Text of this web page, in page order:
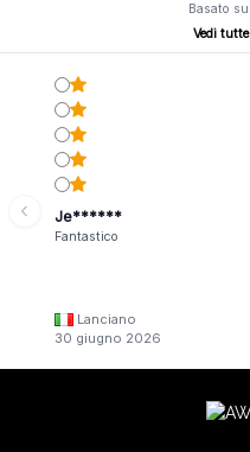
Basato
Vedi
Je******
Fantastico
Lanciano
30 giugno 2026